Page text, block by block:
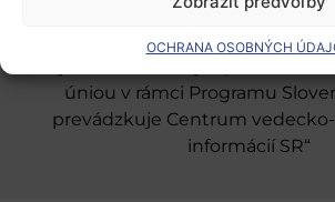
OCHRANA OSOBNÝCH
úniou v rámci Programu
prevádzkuje Centrum
informácií SR“